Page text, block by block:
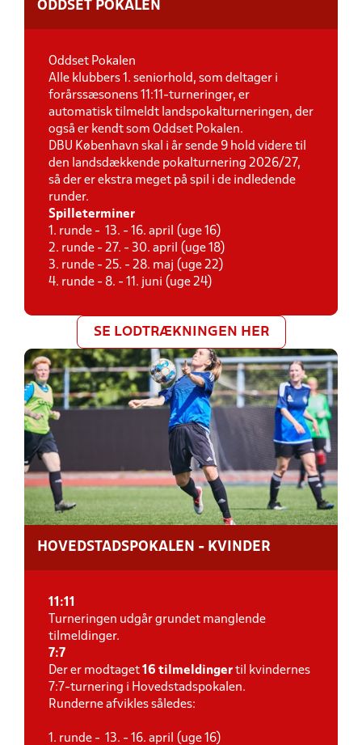
ODDSET POKALEN
Oddset Pokalen
Alle klubbers 1. seniorhold, som deltager i
forårssæsonens 11:11-turneringer, er
automatisk tilmeldt landspokalturneringen, der
også er kendt som Oddset Pokalen.
DBU København skal i år sende 9 hold videre til
den landsdækkende pokalturnering 2026/27,
så der er ekstra meget på spil i de indledende
runder.
Spilleterminer
1. runde - 13. - 16. april (uge 16)
2. runde - 27. - 30. april (uge 18)
3. runde - 25. - 28. maj (uge 22)
4. runde - 8. - 11. juni (uge 24)
SE LODTRÆKNINGEN HER
HOVEDSTADSPOKALEN - KVINDER
11:11
Turneringen udgår grundet manglende
tilmeldinger.
7:7
Der er modtaget 16 tilmeldinger til kvindernes
7:7-turnering i Hovedstadspokalen.
Runderne afvikles således:
1. runde - 13. - 16. april (uge 16)